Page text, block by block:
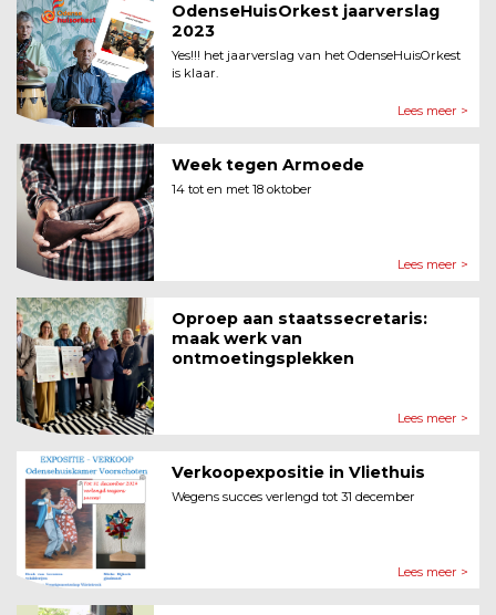
OdenseHuisOrkest jaarverslag
2023
Yes!!! het jaarverslag van het OdenseHuisOrkest
is klaar.
Lees meer >
Week tegen Armoede
14 tot en met 18 oktober
Lees meer >
Oproep aan staatssecretaris:
maak werk van
ontmoetingsplekken
Lees meer >
Verkoopexpositie in Vliethuis
Wegens succes verlengd tot 31 december
Lees meer >